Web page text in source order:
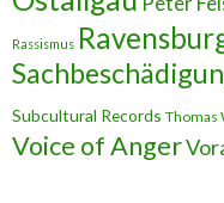
Rassismus
Subcultural Records Thomas
Voice of Anger